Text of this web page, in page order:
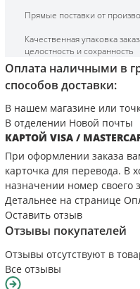
Прямые поставки от
Качественная упаковка
целостность и сохранность
Оплата наличными в
способов доставки:
В нашем магазине или
В отделении Новой почты
КАРТОЙ VISA /
При оформлении заказа
карточка для перевода. В
назначении номер своего
Детальнее на странице
Оставить отзыв
Отзывы покупателей
Отзывы отсутствуют в
Все отзывы